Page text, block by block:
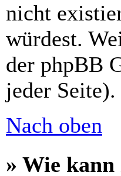
nicht
würdest.
der phpBB
jeder Seite).
Nach oben
» Wie